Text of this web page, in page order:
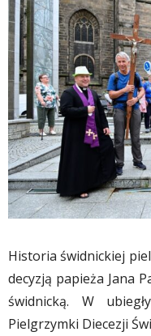
Historia świdnickiej
decyzją papieża Jana
świdnicką. W
Pielgrzymki Diecezji